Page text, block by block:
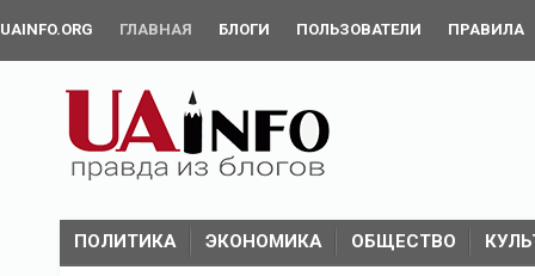
UAINFO.ORG ГЛАВНАЯ БЛОГИ ПОЛЬЗОВАТЕЛИ ПРАВИЛА
ПОЛИТИКА ЭКОНОМИКА ОБЩЕСТВО